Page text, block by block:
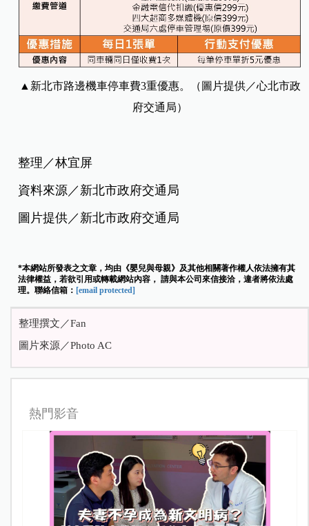
▲新北市路邊機車停車費3重優惠。（圖片提供／心北市政
府交通局）
整理／林宜屏
資料來源／新北市政府交通局
圖片提供／新北市政府交通局
*本網站所發表之文章，均由《嬰兒與母親》及其他相關著作權人依法擁有其
法律權益，若欲引用或轉載網站內容， 請與本公司來信接洽，違者將依法處
理。聯絡信箱： [email protected]
整理撰文／Fan
圖片來源／Photo AC
熱門影音